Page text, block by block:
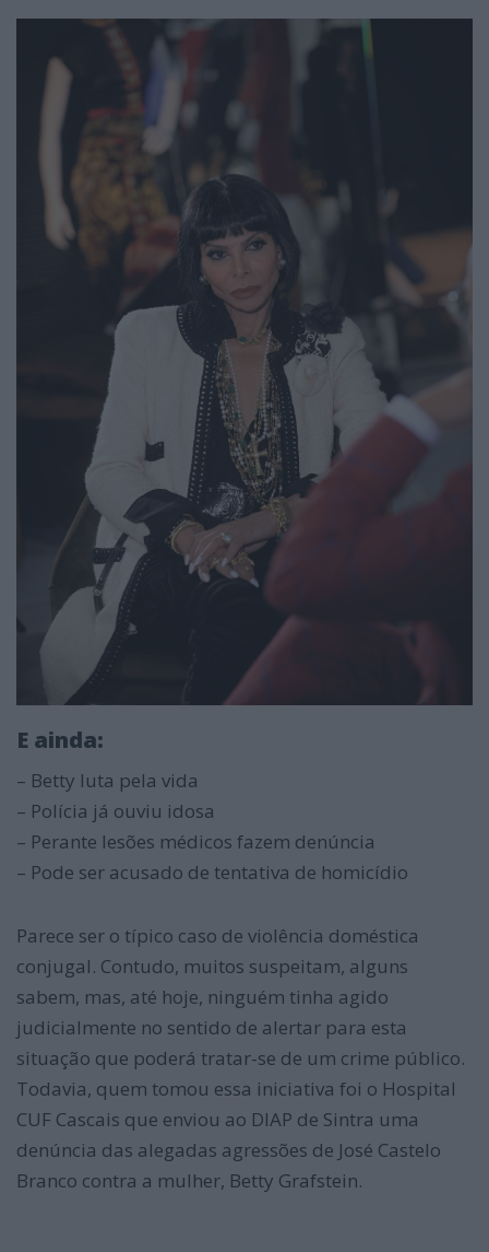
E ainda:
– Betty luta pela vida
– Polícia já ouviu idosa
– Perante lesões médicos fazem denúncia
– Pode ser acusado de tentativa de homicídio
Parece ser o típico caso de violência doméstica
conjugal. Contudo, muitos suspeitam, alguns
sabem, mas, até hoje, ninguém tinha agido
judicialmente no sentido de alertar para esta
situação que poderá tratar-se de um crime público.
Todavia, quem tomou essa iniciativa foi o Hospital
CUF Cascais que enviou ao DIAP de Sintra uma
denúncia das alegadas agressões de José Castelo
Branco contra a mulher, Betty Grafstein.